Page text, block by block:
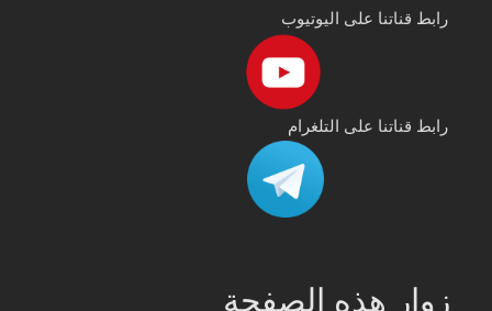
رابط قناتنا على اليوتيوب
رابط قناتنا على التلغرام
زوار هذه الصفحة